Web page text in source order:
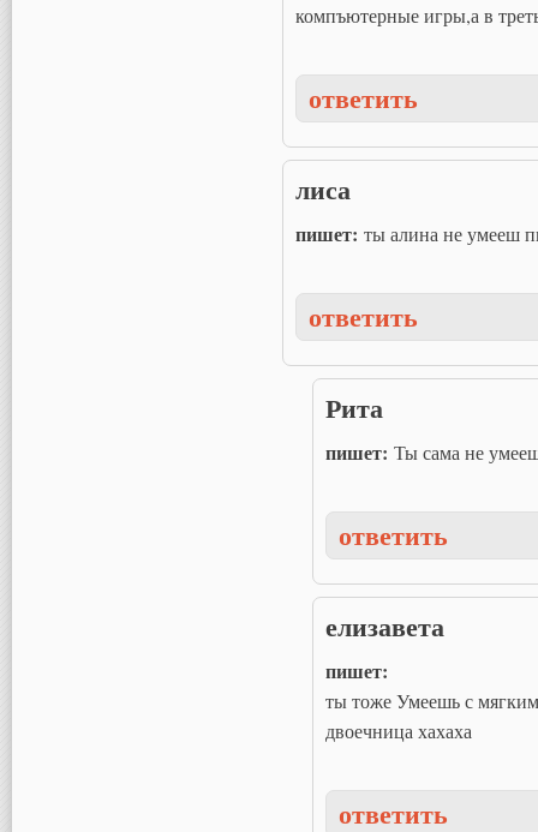
компъютерные игры,а в
ответить
лиса
пишет: ты алина не умееш
ответить
Рита
пишет: Ты сама не
ответить
елизавета
пишет:
ты тоже Умеешь с
двоечница хахаха
ответить